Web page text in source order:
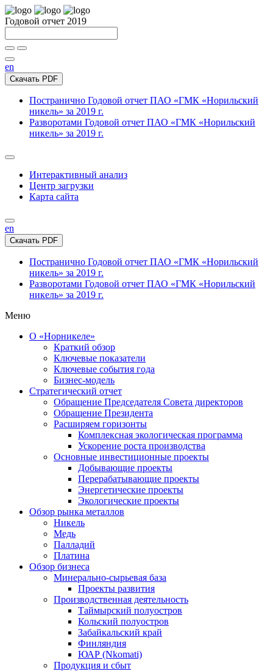
Годовой отчет 2019
en
Скачать PDF
Постранично Годовой отчет ПАО «ГМК «Норильский
никель» за 2019 г.
Разворотами Годовой отчет ПАО «ГМК «Норильский
никель» за 2019 г.
Интерактивный анализ
Центр загрузки
Карта сайта
en
Скачать PDF
Постранично Годовой отчет ПАО «ГМК «Норильский
никель» за 2019 г.
Разворотами Годовой отчет ПАО «ГМК «Норильский
никель» за 2019 г.
Меню
О «Норникеле»
Краткий обзор
Ключевые показатели
Ключевые события года
Бизнес-модель
Стратегический отчет
Обращение Председателя Совета директоров
Обращение Президента
Расширяем горизонты
Комплексная экологическая программа
Ускорение роста производства
Основные инвестиционные проекты
Добывающие проекты
Перерабатывающие проекты
Энергетические проекты
Экологические проекты
Обзор рынка металлов
Никель
Медь
Палладий
Платина
Обзор бизнеса
Минерально-сырьевая база
Проекты развития
Производственная деятельность
Таймырский полуостров
Кольский полуостров
Забайкальский край
Финляндия
ЮАР (Nkomati)
Продукция и сбыт